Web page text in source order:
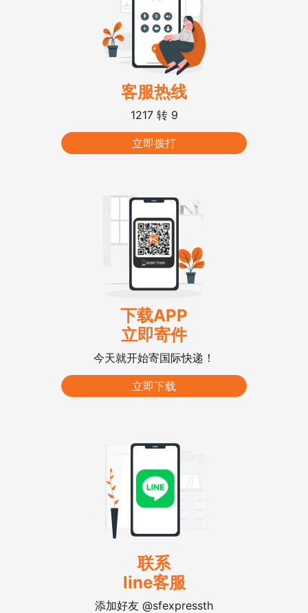
客服热线
1217 转 9
立即拨打
下载APP
立即寄件
今天就开始寄国际快递！
立即下载
联系
line客服
添加好友 @sfexpressth